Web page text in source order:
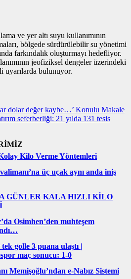
ve yer altı suyu kullanımının
bölgede sürdürülebilir su yönetimi
farkındalık oluşturmayı hedefliyor.
jeofiziksel dengeler üzerindeki
uyarılarda bulunuyor.
dolar değer kaybe…’ Konulu Makale
seferberliği: 21 yılda 131 tesis
Kilo Verme Yöntemleri
üç uçak aynı anda iniş
GÜNLER KALA HIZLI KİLO
Osimhen’den muhteşem
golle 3 puana ulaştı |
maç sonucu: 1-0
Memişoğlu’ndan e-Nabız Sistemi